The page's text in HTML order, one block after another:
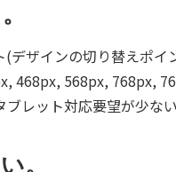
ザインの切り替えポイ
468px, 568px, 768px,
レット対応要望が少な
。